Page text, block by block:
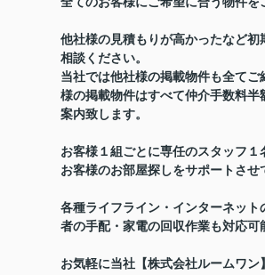
他社様の見積もりが高かったなど初
相談ください。
当社では他社様の掲載物件も全てご
様の掲載物件はすべて仲介手数料半
案内致します。
お客様１組ごとに専任のスタッフ１
お客様のお部屋探しをサポートさせ
各種ライフライン・インターネット
者の手配・家電の回収作業も対応可
お気軽に当社【株式会社ルームワン